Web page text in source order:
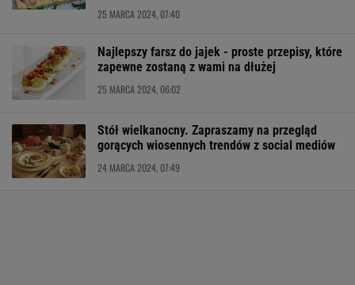
25 MARCA 2024, 07:40
Najlepszy farsz do jajek - proste przepisy, które
zapewne zostaną z wami na dłużej
25 MARCA 2024, 06:02
Stół wielkanocny. Zapraszamy na przegląd
gorących wiosennych trendów z social mediów
24 MARCA 2024, 07:49